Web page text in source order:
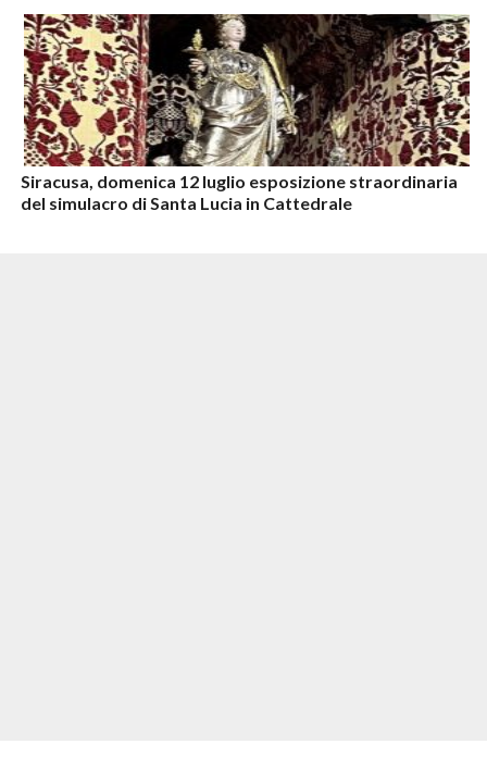
Siracusa, domenica 12 luglio esposizione straordinaria
del simulacro di Santa Lucia in Cattedrale